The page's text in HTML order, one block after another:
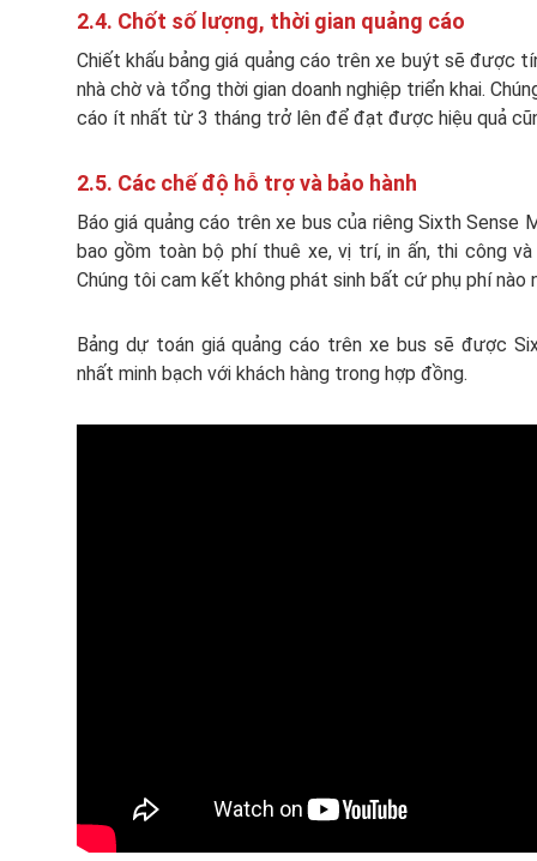
2.4. Chốt số lượng, thời gian quảng cáo
Chiết khấu bảng giá quảng cáo trên xe buýt sẽ được
nhà chờ và tổng thời gian doanh nghiệp triển khai.
cáo ít nhất từ 3 tháng trở lên để đạt được hiệu quả
2.5. Các chế độ hỗ trợ và bảo hành
Báo giá quảng cáo trên xe bus của riêng Sixth Sense
bao gồm toàn bộ phí thuê xe, vị trí, in ấn, thi công
Chúng tôi cam kết không phát sinh bất cứ phụ phí nào
Bảng dự toán giá quảng cáo trên xe bus sẽ được
nhất minh bạch với khách hàng trong hợp đồng.